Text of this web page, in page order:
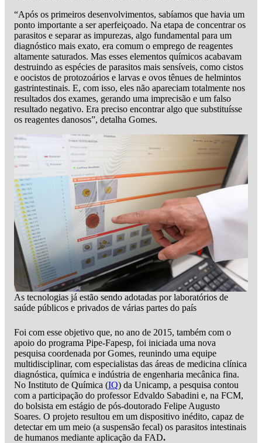
“Após os primeiros desenvolvimentos, sabíamos que havia um
ponto importante a ser aperfeiçoado. Na etapa de concentrar os
parasitos e separar as impurezas, algo fundamental para um
diagnóstico mais exato, era comum o emprego de reagentes
altamente saturados. Mas esses elementos químicos acabavam
destruindo as espécies de parasitos mais sensíveis, como cistos
e oocistos de protozoários e larvas e ovos tênues de helmintos
gastrintestinais. E, com isso, eles não apareciam totalmente nos
resultados dos exames, gerando uma imprecisão e um falso
resultado negativo. Era preciso encontrar algo que substituísse
os reagentes danosos”, detalha Gomes.
As tecnologias já estão sendo adotadas por laboratórios de
saúde públicos e privados de várias partes do país
Foi com esse objetivo que, no ano de 2015, também com o
apoio do programa Pipe-Fapesp, foi iniciada uma nova
pesquisa coordenada por Gomes, reunindo uma equipe
multidisciplinar, com especialistas das áreas de medicina clínica
diagnóstica, química e indústria de engenharia mecânica fina.
No Instituto de Química (IQ) da Unicamp, a pesquisa contou
com a participação do professor Edvaldo Sabadini e, na FCM,
do bolsista em estágio de pós-doutorado Felipe Augusto
Soares. O projeto resultou em um dispositivo inédito, capaz de
detectar em um meio (a suspensão fecal) os parasitos intestinais
de humanos mediante aplicação da FAD.